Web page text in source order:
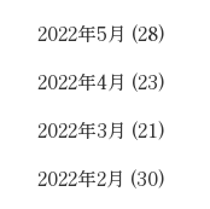
2022年5月 (28)
2022年4月 (23)
2022年3月 (21)
2022年2月 (30)